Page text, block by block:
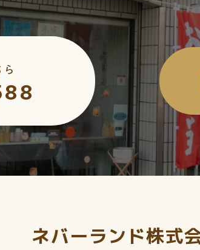
ネバーランド株式